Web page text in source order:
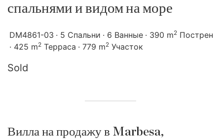
спальнями и видом на море
DM4861-03 5 Спальни 6 Ванные 390 m2 Пострен
425 m2 Терраса 779 m2 Участок
Sold
Вилла на продажу в Marbesa,